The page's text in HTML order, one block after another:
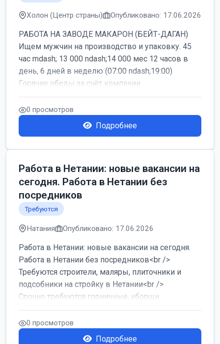
Холон (Центр страны) Опубликовано: 17.06.2026
РАБОТА НА ЗАВОДЕ МАКАРОН (БЕЙТ-ДАГАН)
Ищем мужчин на производство и упаковку. 45
час mdash; 13 000 ndash;14 000 мес 12 часов в
день, 6 дней в неделю (07:00 ndash;19:00)
Горячие обеды за счёт компании ...
0 просмотров
Подробнее
Работа в Нетании: новые вакансии на
сегодня. Работа в Нетании без
посредников
Требуются
Натания Опубликовано: 17.06.2026
Работа в Нетании: новые вакансии на сегодня.
Работа в Нетании без посредников<br />
Требуются строители, маляры, плиточники и
подсобники на стройку в Нетании<br />
Срочно требуются горничные, уборщи...
0 просмотров
Подробнее